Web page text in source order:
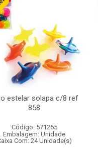
estelar solapa c/8 ref
858
Código: 571265
Embalagem: Unidade
Com: 24 Unidade(s)